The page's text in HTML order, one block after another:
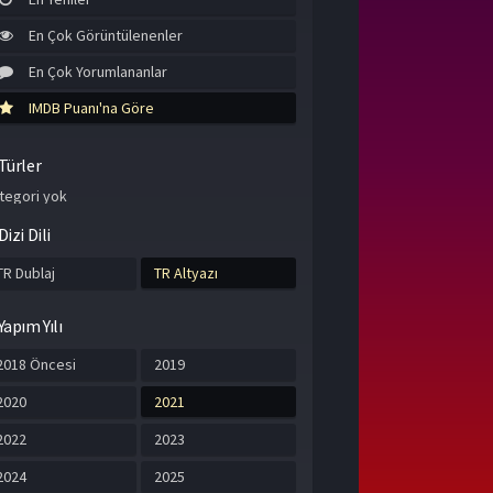
En Çok Görüntülenenler
En Çok Yorumlananlar
IMDB Puanı'na Göre
yok
Dili
Dublaj TR Altyazı
Yılı
Öncesi
2019
2021
2023
2025